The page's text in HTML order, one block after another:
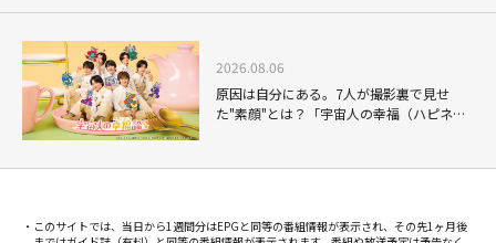
ナレーションの妙
2026.08.06
原因は自分にある。7人が撮影裏で見せ
た"素顔"とは？「宇宙人の幸福（ハピネ
このサイトでは、当日から1週間分はEPGと同等の番組情報が表示され、その先1ヶ月後